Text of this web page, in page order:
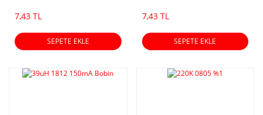
7,43 TL
SEPETE EKLE
7,43 TL
SEPETE EKLE